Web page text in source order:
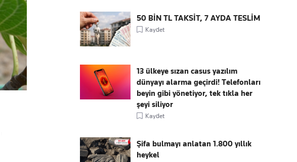
50 BİN TL TAKSİT, 7 AYDA TESLİM
Kaydet
13 ülkeye sızan casus yazılım
dünyayı alarma geçirdi! Telefonları
beyin gibi yönetiyor, tek tıkla her
şeyi siliyor
Kaydet
Şifa bulmayı anlatan 1.800 yıllık
heykel